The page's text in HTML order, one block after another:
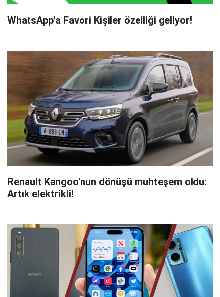
WhatsApp'a Favori Kişiler özelliği geliyor!
Renault Kangoo'nun dönüşü muhteşem oldu:
Artık elektrikli!